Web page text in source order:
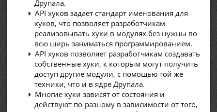
Друпала.
API хуков задает стандарт именования для
хуков, что позволяет разработчикам
реализовывать хуки в модулях без нужны во
всю ширь заниматься программированием.
API хуков позволяет разработчикам создавать
собственные хуки, к которым могут получить
доступ другие модули, с помощью той же
техники, что и в ядре Друпала.
Многие хуки зависят от состояния и
действуют по-разному в зависимости от того,